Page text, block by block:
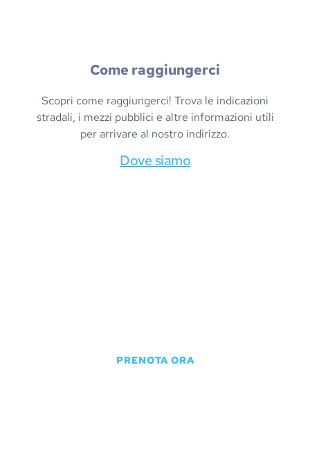
Come raggiungerci
Scopri come raggiungerci! Trova le indicazioni
stradali, i mezzi pubblici e altre informazioni utili
per arrivare al nostro indirizzo.
Dove siamo
PRENOTA ORA